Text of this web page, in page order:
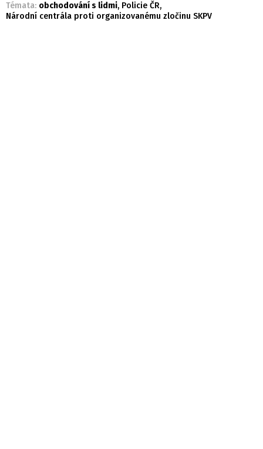
Témata: obchodování s lidmi, Policie ČR,
Národní centrála proti organizovanému zločinu SKPV